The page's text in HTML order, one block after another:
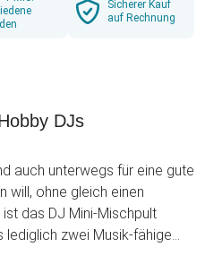
Sicherer Kauf
auf Rechnung
DJs
auch unterwegs für eine gute
will, ohne gleich einen
das DJ Mini-Mischpult
lediglich zwei Musik-fähige
Lautsprecher an das kleine